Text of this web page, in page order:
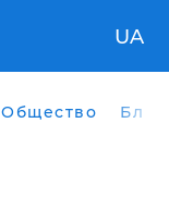
UA
Общество